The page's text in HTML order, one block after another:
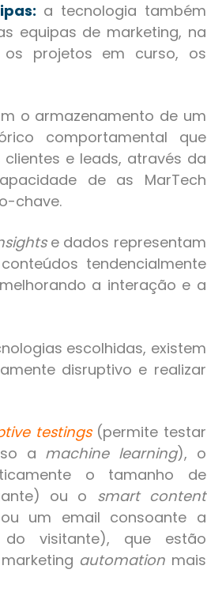
a tecnologia também
equipas de marketing, na
projetos em curso, os
o armazenamento de um
comportamental que
e leads, através da
de as MarTech
chave.
e dados representam
tendencialmente
a interação e a
escolhidas, existem
disruptivo e realizar
testings(permite testar
a machine learning), o
o tamanho de
ou o smart content
um email consoante a
do visitante), que estão
automation mais